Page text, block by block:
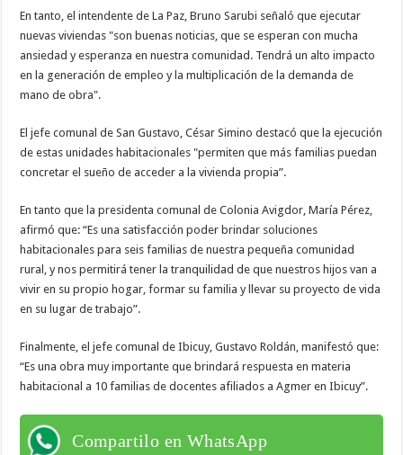
En tanto, el intendente de La Paz, Bruno Sarubi señaló que ejecutar
nuevas viviendas "son buenas noticias, que se esperan con mucha
ansiedad y esperanza en nuestra comunidad. Tendrá un alto impacto
en la generación de empleo y la multiplicación de la demanda de
mano de obra".
El jefe comunal de San Gustavo, César Simino destacó que la ejecución
de estas unidades habitacionales "permiten que más familias puedan
concretar el sueño de acceder a la vivienda propia”.
En tanto que la presidenta comunal de Colonia Avigdor, María Pérez,
afirmó que: “Es una satisfacción poder brindar soluciones
habitacionales para seis familias de nuestra pequeña comunidad
rural, y nos permitirá tener la tranquilidad de que nuestros hijos van a
vivir en su propio hogar, formar su familia y llevar su proyecto de vida
en su lugar de trabajo”.
Finalmente, el jefe comunal de Ibicuy, Gustavo Roldán, manifestó que:
“Es una obra muy importante que brindará respuesta en materia
habitacional a 10 familias de docentes afiliados a Agmer en Ibicuy”.
Compartilo en WhatsApp